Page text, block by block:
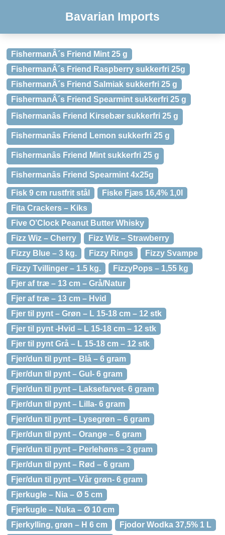
Bavarian Imports
FishermanÂ´s Friend Mint 25 g
FishermanÂ´s Friend Raspberry sukkerfri 25g
FishermanÂ´s Friend Salmiak sukkerfri 25 g
FishermanÂ´s Friend Spearmint sukkerfri 25 g
Fishermanâs Friend Kirsebær sukkerfri 25 g
Fishermanâs Friend Lemon sukkerfri 25 g
Fishermanâs Friend Mint sukkerfri 25 g
Fishermanâs Friend Spearmint 4x25g
Fisk 9 cm rustfrit stål
Fiske Fjæs 16,4% 1,0l
Fita Crackers – Kiks
Five O’Clock Peanut Butter Whisky
Fizz Wiz – Cherry
Fizz Wiz – Strawberry
Fizzy Blue – 3 kg.
Fizzy Rings
Fizzy Svampe
Fizzy Tvillinger – 1.5 kg.
FizzyPops – 1,55 kg
Fjer af træ – 13 cm – Grå/Natur
Fjer af træ – 13 cm – Hvid
Fjer til pynt – Grøn – L 15-18 cm – 12 stk
Fjer til pynt -Hvid – L 15-18 cm – 12 stk
Fjer til pynt Grå – L 15-18 cm – 12 stk
Fjer/dun til pynt – Blå – 6 gram
Fjer/dun til pynt – Gul- 6 gram
Fjer/dun til pynt – Laksefarvet- 6 gram
Fjer/dun til pynt – Lilla- 6 gram
Fjer/dun til pynt – Lysegrøn – 6 gram
Fjer/dun til pynt – Orange – 6 gram
Fjer/dun til pynt – Perlehøns – 3 gram
Fjer/dun til pynt – Rød – 6 gram
Fjer/dun til pynt – Vår grøn- 6 gram
Fjerkugle – Nia – Ø 5 cm
Fjerkugle – Nuka – Ø 10 cm
Fjerkylling, grøn – H 6 cm
Fjodor Wodka 37,5% 1 L